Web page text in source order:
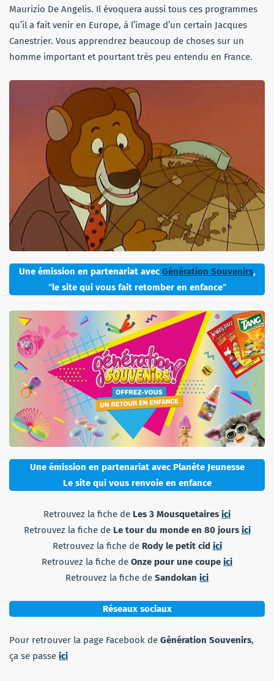
Maurizio De Angelis. Il évoquera aussi tous ces programmes
qu’il a fait venir en Europe, à l’image d’un certain Jacques
Canestrier. Vous apprendrez beaucoup de choses sur un
homme important et pourtant très peu entendu en France.
Une émission en partenariat avec Génération Souvenirs,
“le site qui vous fait retomber en enfance“
Une émission en partenariat avec Planète Jeunesse
Le site qui vous renvoie en enfance
Retrouvez la fiche de Les 3 Mousquetaires ici
Retrouvez la fiche de Le tour du monde en 80 jours ici
Retrouvez la fiche de Rody le petit cid ici
Retrouvez la fiche de Onze pour une coupe ici
Retrouvez la fiche de Sandokan ici
Réseaux sociaux
Pour retrouver la page Facebook de Génération Souvenirs,
ça se passe ici